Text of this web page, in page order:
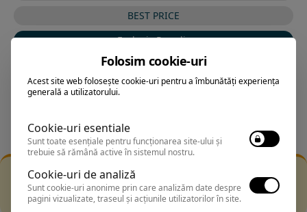
BEST PRICE
Exclusiv Paradis
Stele 1-5
Stele 5-1
Filtrarea nu a returnat niciun rezultat
Incearca sa folosesti o cautarea mai generala sau alege
alte fitre.
Folosim cookie-uri
Acest site web folosește cookie-uri pentru a îmbunătăți experiența
generală a utilizatorului.
Cookie-uri esentiale
Sunt toate esențiale pentru funcționarea site-ului și
trebuie să rămână active în sistemul nostru.
Cookie-uri de analiză
Sunt cookie-uri anonime prin care analizăm date despre
pagini vizualizate, traseul și acțiunile utilizatorilor în site.